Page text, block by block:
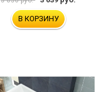
В КОРЗИНУ